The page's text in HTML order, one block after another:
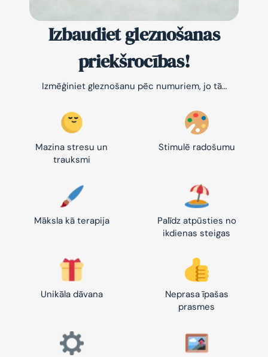
Izbaudiet gleznošanas
priekšrocības!
Izmēģiniet gleznošanu pēc numuriem, jo tā…
Mazina stresu un
trauksmi
Stimulē radošumu
Māksla kā terapija
Palīdz atpūsties no
ikdienas steigas
Unikāla dāvana
Neprasa īpašas
prasmes